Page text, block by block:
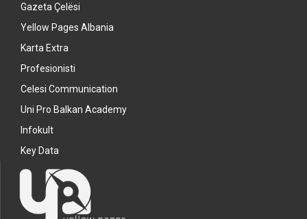
Gazeta Çelësi
Yellow Pages Albania
Karta Extra
Profesionisti
Celesi Communication
Uni Pro Balkan Academy
Infokult
Key Data